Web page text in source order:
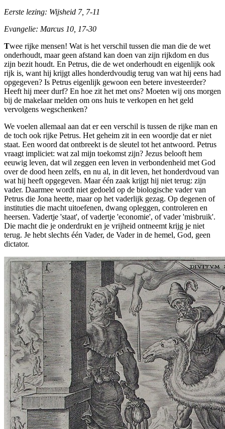
Eerste lezing: Wijsheid 7, 7-11
Evangelie: Marcus 10, 17-30
Twee rijke mensen! Wat is het verschil tussen die man die de wet
onderhoudt, maar geen afstand kan doen van zijn rijkdom en dus
zijn bezit houdt. En Petrus, die de wet onderhoudt en eigenlijk ook
rijk is, want hij krijgt alles honderdvoudig terug van wat hij eens had
opgegeven? Is Petrus eigenlijk gewoon een betere investeerder?
Heeft hij meer durf? En hoe zit het met ons? Moeten wij ons morgen
bij de makelaar melden om ons huis te verkopen en het geld
vervolgens wegschenken?
We voelen allemaal aan dat er een verschil is tussen de rijke man en
de toch ook rijke Petrus. Het geheim zit in een woordje dat er niet
staat. Een woord dat ontbreekt is de sleutel tot het antwoord. Petrus
vraagt impliciet: wat zal mijn toekomst zijn? Jezus belooft hem
eeuwig leven, dat wil zeggen een leven in verbondenheid met God
over de dood heen zelfs, en nu al, in dit leven, het honderdvoud van
wat hij heeft opgegeven. Maar één zaak krijgt hij niet terug: zijn
vader. Daarmee wordt niet gedoeld op de biologische vader van
Petrus die Jona heette, maar op het vaderlijk gezag. Op degenen of
instituties die macht uitoefenen, dwang opleggen, controleren en
heersen. Vadertje 'staat', of vadertje 'economie', of vader 'misbruik'.
Die macht die je onderdrukt en je vrijheid ontneemt krijg je niet
terug. Je hebt slechts één Vader, de Vader in de hemel, God, geen
dictator.